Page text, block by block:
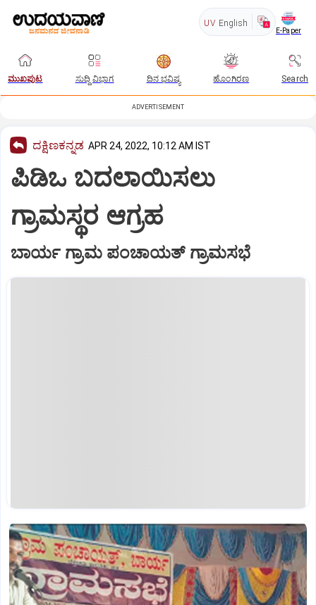
UV English
E-Paper
ಮುಖಪುಟ ಸುದ್ದಿ ವಿಭಾಗ ದಿನ ಭವಿಷ್ಯ ಹೊಂಗಿರಣ Search
ADVERTISEMENT
ದಕ್ಷಿಣಕನ್ನಡ APR 24, 2022, 10:12 AM IST
ಪಿಡಿಒ ಬದಲಾಯಿಸಲು
ಗ್ರಾಮಸ್ಥರ ಆಗ್ರಹ
ಬಾರ್ಯ ಗ್ರಾಮ ಪಂಚಾಯತ್‌ ಗ್ರಾಮಸಭೆ